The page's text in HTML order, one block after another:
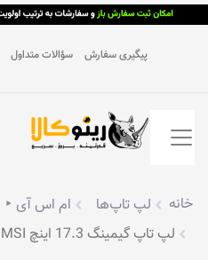
پیگیری سفارش سؤالات متداول
خانه لپ تاپ‌ها
ام اس آی ‣ MSI
لپ تاپ گیمینگ 17.3 اینچ MSI مدل GS76 Stealth 11UG